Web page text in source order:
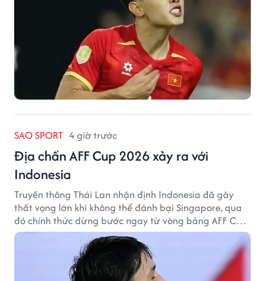
SAO SPORT 4 giờ trước
Địa chấn AFF Cup 2026 xảy ra với
Indonesia
Truyền thông Thái Lan nhận định Indonesia đã gây
thất vọng lớn khi không thể đánh bại Singapore, qua
đó chính thức dừng bước ngay từ vòng bảng AFF Cup
2026.